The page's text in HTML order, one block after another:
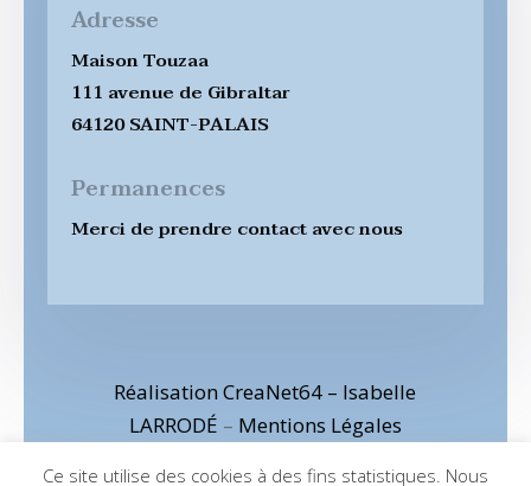
Adresse
Maison Touzaa
111 avenue de Gibraltar
64120 SAINT-PALAIS
Permanences
Merci de prendre contact avec nous
Réalisation CreaNet64 – Isabelle
LARRODÉ – Mentions Légales
Ce site utilise des cookies à des fins statistiques. Nous